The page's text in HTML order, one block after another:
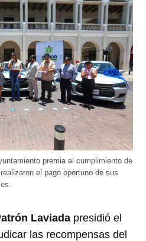
premia el cumplimiento de
el pago oportuno de sus
Laviada presidió el
las recompensas del